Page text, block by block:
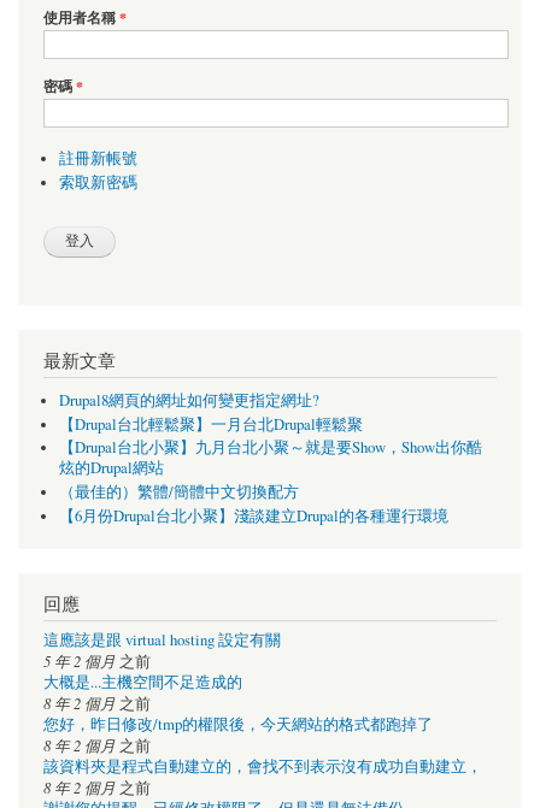
使用者名稱*
密碼*
註冊新帳號
索取新密碼
最新文章
Drupal8網頁的網址如何變更指定網址?
【Drupal台北輕鬆聚】一月台北Drupal輕鬆聚
【Drupal台北小聚】九月台北小聚～就是要Show，Show出你酷
炫的Drupal網站
（最佳的）繁體/簡體中文切換配方
【6月份Drupal台北小聚】淺談建立Drupal的各種運行環境
回應
這應該是跟 virtual hosting 設定有關
5 年 2 個月 之前
大概是...主機空間不足造成的
8 年 2 個月 之前
您好，昨日修改/tmp的權限後，今天網站的格式都跑掉了
8 年 2 個月 之前
該資料夾是程式自動建立的，會找不到表示沒有成功自動建立，
8 年 2 個月 之前